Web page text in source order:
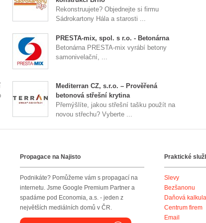
Rekonstruujete? Objednejte si firmu
Sádrokartony Hála a starosti ...
PRESTA-mix, spol. s r.o. - Betonárna
Betonárna PRESTA-mix vyrábí betony
samonivelační, ...
Mediterran CZ, s.r.o. – Prověřená
betonová střešní krytina
Přemýšlíte, jakou střešní tašku použít na
novou střechu? Vyberte ...
Agentura NajistoPropagace na Najisto
Podnikáte? Pomůžeme vám s propagací na
internetu. Jsme Google Premium Partner a
spadáme pod Economia, a.s. - jeden z
největších mediálních domů v ČR.
Praktické
Slevy
Bezšanonu
Daňová
Centrum firem
Email